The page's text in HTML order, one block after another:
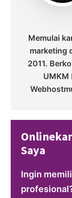
Memulai
marketing
2011.
UMKM
Saya
Ingin